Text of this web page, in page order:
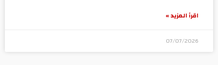
اقرأ المزيد »
07/07/2026